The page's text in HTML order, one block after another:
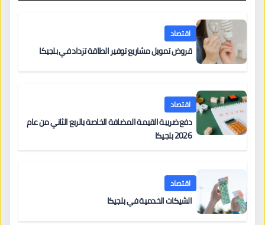
اقتصاد
قروض تمويل مشاريع توفير الطاقة تزداد في بلجيكا
اقتصاد
دفع ضريبة القيمة المضافة الخاصة بالربع الثاني من عام
2026 بلجيكا
اقتصاد
الشيكات الخدمية في بلجيكا